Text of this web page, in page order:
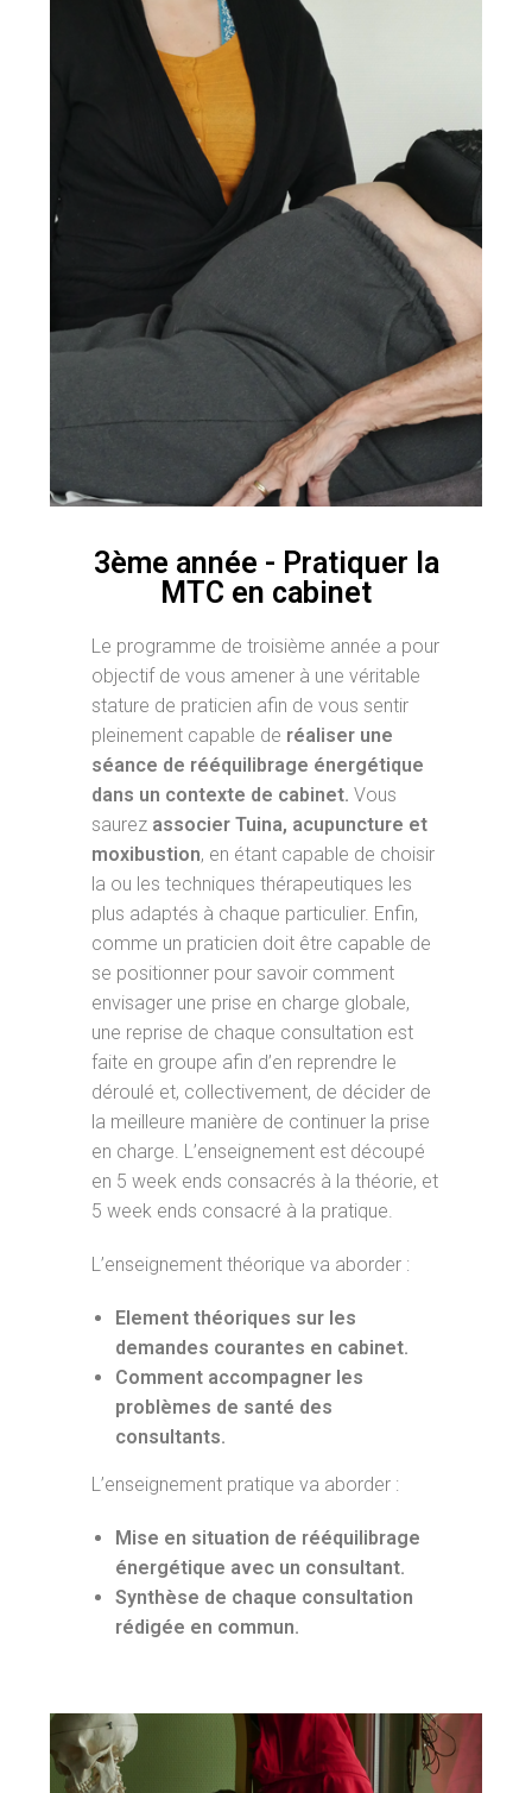
3ème année - Pratiquer la
MTC en cabinet
Le programme de troisième année a pour
objectif de vous amener à une véritable
stature de praticien afin de vous sentir
pleinement capable de réaliser une
séance de rééquilibrage énergétique
dans un contexte de cabinet. Vous
saurez associer Tuina, acupuncture et
moxibustion, en étant capable de choisir
la ou les techniques thérapeutiques les
plus adaptés à chaque particulier. Enfin,
comme un praticien doit être capable de
se positionner pour savoir comment
envisager une prise en charge globale,
une reprise de chaque consultation est
faite en groupe afin d’en reprendre le
déroulé et, collectivement, de décider de
la meilleure manière de continuer la prise
en charge. L’enseignement est découpé
en 5 week ends consacrés à la théorie, et
5 week ends consacré à la pratique.
L’enseignement théorique va aborder :
Element théoriques sur les
demandes courantes en cabinet.
Comment accompagner les
problèmes de santé des
consultants.
L’enseignement pratique va aborder :
Mise en situation de rééquilibrage
énergétique avec un consultant.
Synthèse de chaque consultation
rédigée en commun.